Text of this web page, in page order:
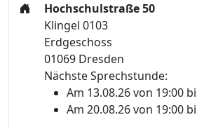
Hochschulstraße 50
Klingel 0103
Erdgeschoss
01069 Dresden
Nächste Sprechstunde:
Am 13.08.26 von 19:00
Am 20.08.26 von 19:00